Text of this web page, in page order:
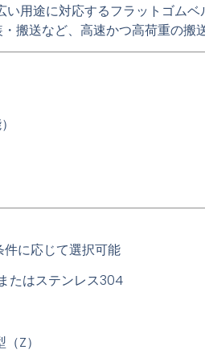
用途に対応するフラットゴム
搬送など、高速かつ高荷重の搬
に応じて選択可能
たはステンレス304
Z）